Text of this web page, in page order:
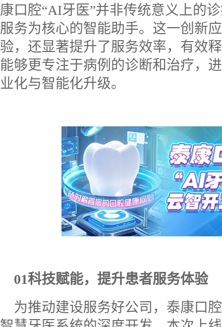
康口腔“AI牙医”并非传统意义上的
服务为核心的智能助手。这一创新
验，还显著提升了服务效率，有效
能够更专注于病例的诊断和治疗，
业化与智能化升级。
01科技赋能，提升患者服务体验
为推动建设服务好公司，泰康口